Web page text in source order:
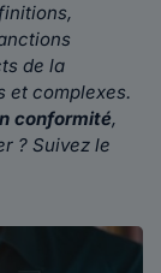
de la
et complexes.
conformité,
? Suivez le